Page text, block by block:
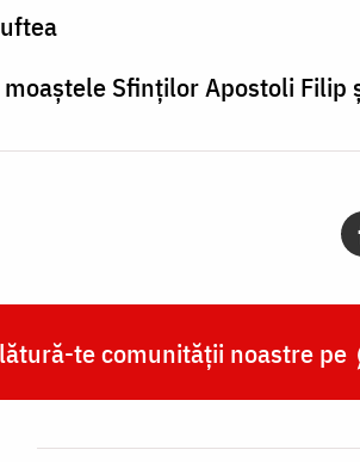
Sfinților Apostoli Filip
te comunității noastre pe